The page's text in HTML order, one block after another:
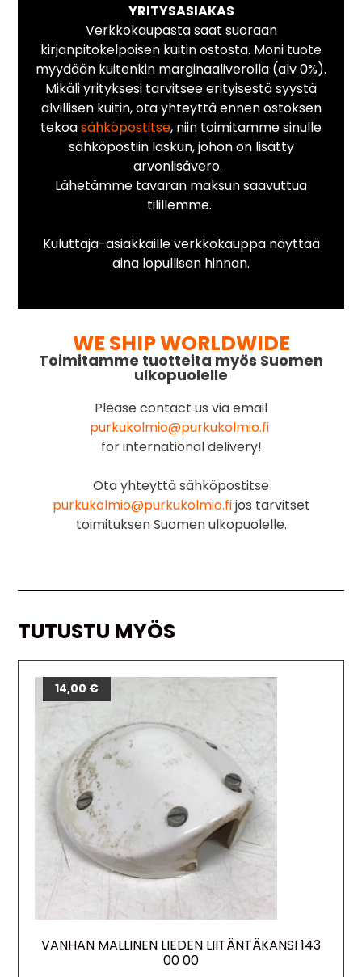
YRITYSASIAKAS
Verkkokaupasta saat suoraan
kirjanpitokelpoisen kuitin ostosta. Moni tuote
myydään kuitenkin marginaaliverolla (alv 0%).
Mikäli yrityksesi tarvitsee erityisestä syystä
alvillisen kuitin, ota yhteyttä ennen ostoksen
tekoasähköpostitse, niin toimitamme sinulle
sähköpostiin laskun, johon on lisätty
arvonlisävero.
Lähetämme tavaran maksun saavuttua
tilillemme.
Kuluttaja-asiakkaille verkkokauppa näyttää
aina lopullisen hinnan.
WE SHIP WORLDWIDE
Toimitamme tuotteita myös Suomen
ulkopuolelle
Please contact us via email
purkukolmio@purkukolmio.fi
for international delivery!
Ota yhteyttä sähköpostitse
purkukolmio@purkukolmio.fijos tarvitset
toimituksen Suomen ulkopuolelle.
TUTUSTU MYÖS
VANHAN MALLINEN LIEDEN LIITÄNTÄKANSI 143
00 00
14,00 €